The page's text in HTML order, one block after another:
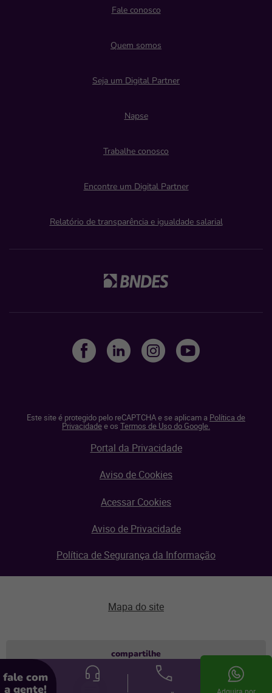
compartilhe
fale com
a gente!
Fale conosco
Quem somos
Seja um Digital Partner
Napse
Trabalhe conosco
Encontre um Digital Partner
Relatório de transparência e igualdade salarial
Este site é protegido pelo reCAPTCHA e se aplicam a Política de
Privacidadee os Termos de Uso do Google.
Portal da Privacidade
Aviso de Cookies
Acessar Cookies
Aviso de Privacidade
Política de Segurança da Informação
© Linx 2026.
Mapa do site